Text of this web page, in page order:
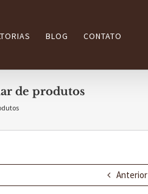
BLOG CONTATO
de produtos
Anterior